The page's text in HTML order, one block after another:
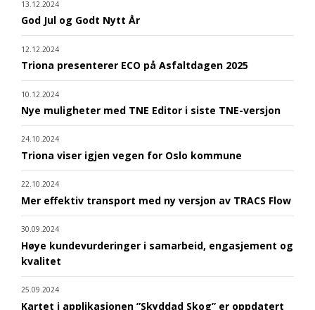
13.12.2024
God Jul og Godt Nytt År
12.12.2024
Triona presenterer ECO på Asfaltdagen 2025
10.12.2024
Nye muligheter med TNE Editor i siste TNE-versjon
24.10.2024
Triona viser igjen vegen for Oslo kommune
22.10.2024
Mer effektiv transport med ny versjon av TRACS Flow
30.09.2024
Høye kundevurderinger i samarbeid, engasjement og
kvalitet
25.09.2024
Kartet i applikasjonen ”Skyddad Skog” er oppdatert